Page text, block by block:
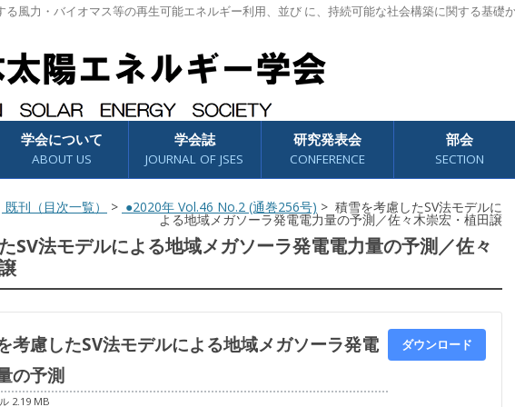
る風力・バイオマス等の再生可能エネルギー利用、並び に、持続可能な社会構築に関する基礎
学会について
ABOUT US
学会誌
JOURNAL OF JSES
研究発表会
CONFERENCE
部会
SECTION
既刊（目次一覧） > ●2020年 Vol.46 No.2 (通巻256号) > 積雪を考慮したSV法モデルに
よる地域メガソーラ発電電力量の予測／佐々木崇宏・植田譲
SV法モデルによる地域メガソーラ発電電力量の予測／佐々
考慮したSV法モデルによる地域メガソーラ発電
の予測
2.19 MB
ダウンロード